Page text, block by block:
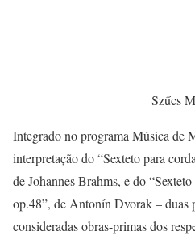
Szűcs
Integrado no programa Música de
interpretação do “Sexteto para
de Johannes Brahms, e do
op.48”, de Antonín Dvorak – duas
consideradas obras-primas dos